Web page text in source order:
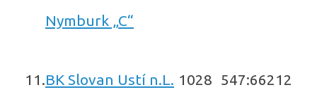
Nymburk „C“
11.BK Slovan Ustí n.L. 1028 547:66212